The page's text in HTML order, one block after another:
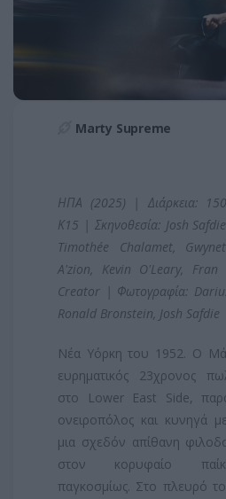
Marty Supreme
ΗΠΑ (2025) | Διάρκεια:
Κ15 | Σκηνοθεσία: Josh
Timothée Chalamet,
A'zion, Kevin O'Leary, Fran
Creator | Φωτογραφία:
Ronald Bronstein, Josh Safdie
Νέα Υόρκη του 1952. Ο
ευρηματικός 23χρονος
στο Lower East Side,
ονειροπόλος και κυνηγά
μια σχεδόν απίθανη
στον κορυφαίο
παγκοσμίως. Στο πλευρό